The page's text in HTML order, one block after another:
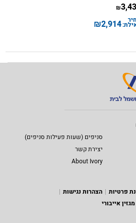
₪
2,914
₪
סניפים (שעות פעילות סניפים)
יצירת קשר
About Ivory
פרטיות
הצהרות נגישות
מגזין אייבורי